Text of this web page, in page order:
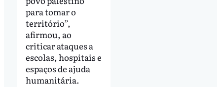
para tomar o
território”,
afirmou, ao
criticar ataques a
escolas, hospitais e
espaços de ajuda
humanitária.